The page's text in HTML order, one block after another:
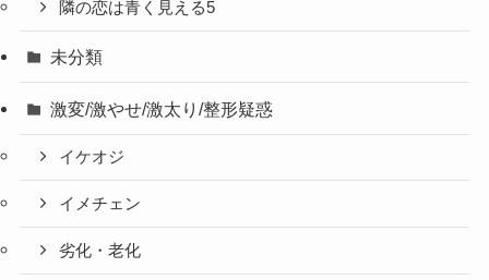
隣の恋は青く見える5
未分類
激変/激やせ/激太り/整形疑惑
イケオジ
イメチェン
劣化・老化